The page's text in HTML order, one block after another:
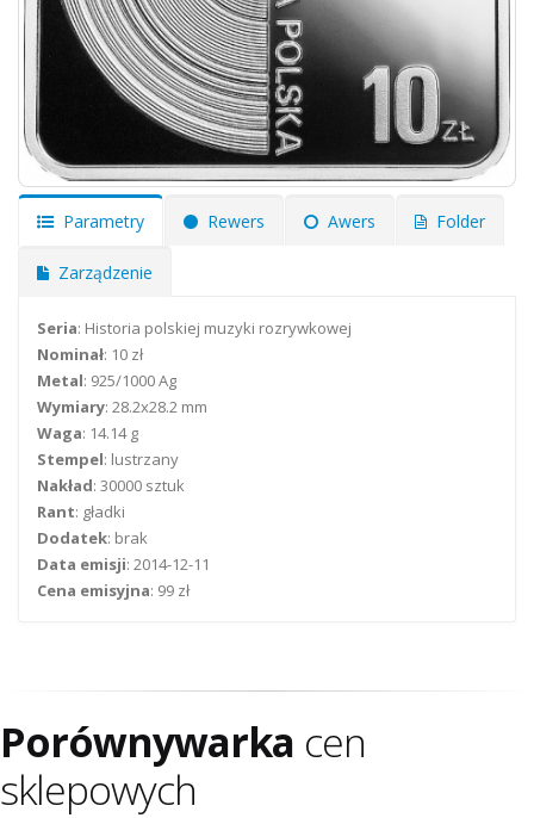
Parametry Rewers Awers Folder
Zarządzenie
Seria: Historia polskiej muzyki rozrywkowej
Nominał: 10 zł
Metal: 925/1000 Ag
Wymiary: 28.2x28.2 mm
Waga: 14.14 g
Stempel: lustrzany
Nakład: 30000 sztuk
Rant: gładki
Dodatek: brak
Data emisji: 2014-12-11
Cena emisyjna: 99 zł
Porównywarka cen
sklepowych